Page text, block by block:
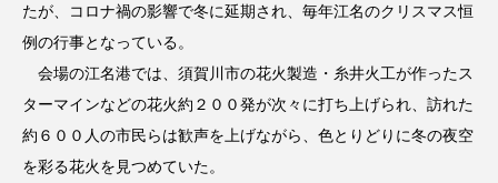
たが、コロナ禍の影響で冬に延期され、毎年江名のクリスマス恒
例の行事となっている。
会場の江名港では、須賀川市の花火製造・糸井火工が作ったス
ターマインなどの花火約２００発が次々に打ち上げられ、訪れた
約６００人の市民らは歓声を上げながら、色とりどりに冬の夜空
を彩る花火を見つめていた。